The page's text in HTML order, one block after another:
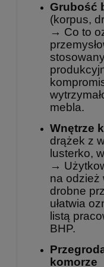
Grubość
(korpus,
→ Co to
mebla.
Wnętrze
drążek z
lusterko,
→
na odzież
drobne
ułatwia
listą
BHP.
komorze